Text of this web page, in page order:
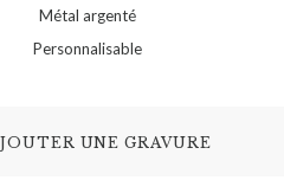
Métal argenté
Personnalisable
UNE GRAVURE